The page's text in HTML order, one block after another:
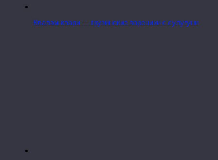
Квалам-квари — грузинские вареники с сулугуни